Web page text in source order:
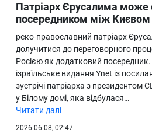
Ukraine
Про нас
Патріарх Єрусалима може
посередником між
реко-православний патріарх
долучитися до переговорного
Росією як додатковий
ізраїльське видання Ynet із
зустрічі патріарха з
у Білому домі, яка відбулася…
Читати далі
2026-06-08, 02:47